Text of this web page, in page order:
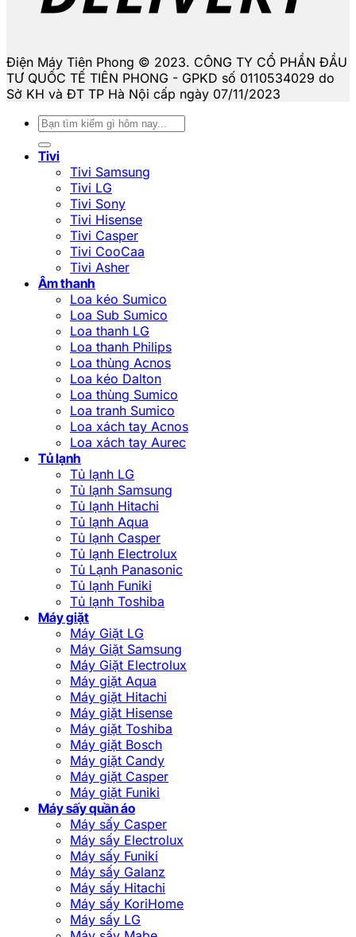
Điện Máy Tiên Phong © 2023. CÔNG TY CỔ PHẦN ĐẦU
TƯ QUỐC TẾ TIÊN PHONG - GPKD số 0110534029 do
Sở KH và ĐT TP Hà Nội cấp ngày 07/11/2023
Tìm
kiếm:
Tivi
Tivi Samsung
Tivi LG
Tivi Sony
Tivi Hisense
Tivi Casper
Tivi CooCaa
Tivi Asher
Âm thanh
Loa kéo Sumico
Loa Sub Sumico
Loa thanh LG
Loa thanh Philips
Loa thùng Acnos
Loa kéo Dalton
Loa thùng Sumico
Loa tranh Sumico
Loa xách tay Acnos
Loa xách tay Aurec
Tủ lạnh
Tủ lạnh LG
Tủ lạnh Samsung
Tủ lạnh Hitachi
Tủ lạnh Aqua
Tủ lạnh Casper
Tủ lạnh Electrolux
Tủ Lạnh Panasonic
Tủ lạnh Funiki
Tủ lạnh Toshiba
Máy giặt
Máy Giặt LG
Máy Giặt Samsung
Máy Giặt Electrolux
Máy giặt Aqua
Máy giặt Hitachi
Máy giặt Hisense
Máy giặt Toshiba
Máy giặt Bosch
Máy giặt Candy
Máy giặt Casper
Máy giặt Funiki
Máy sấy quần áo
Máy sấy Casper
Máy sấy Electrolux
Máy sấy Funiki
Máy sấy Galanz
Máy sấy Hitachi
Máy sấy KoriHome
Máy sấy LG